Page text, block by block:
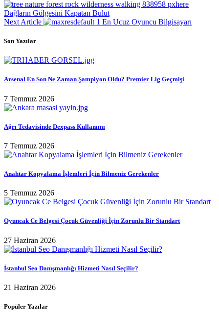
Dağların Gölgesini Kapatan Bulut
Next Article
En Ucuz Oyuncu Bilgisayarı
Son Yazılar
Arsenal En Son Ne Zaman Şampiyon Oldu? Premier Lig Geçmişi
7 Temmuz 2026
Ağrı Tedavisinde Dexpass Kullanımı
7 Temmuz 2026
Anahtar Kopyalama İşlemleri İçin Bilmeniz Gerekenler
5 Temmuz 2026
Oyuncak Ce Belgesi Çocuk Güvenliği İçin Zorunlu Bir Standart
27 Haziran 2026
İstanbul Seo Danışmanlığı Hizmeti Nasıl Seçilir?
21 Haziran 2026
Popüler Yazılar